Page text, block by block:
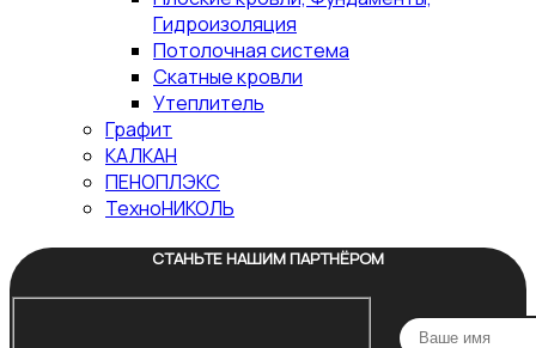
Гидроизоляция
Потолочная система
Скатные кровли
Утеплитель
Графит
КАЛКАН
ПЕНОПЛЭКС
ТехноНИКОЛЬ
СТАНЬТЕ НАШИМ ПАРТНЁРОМ